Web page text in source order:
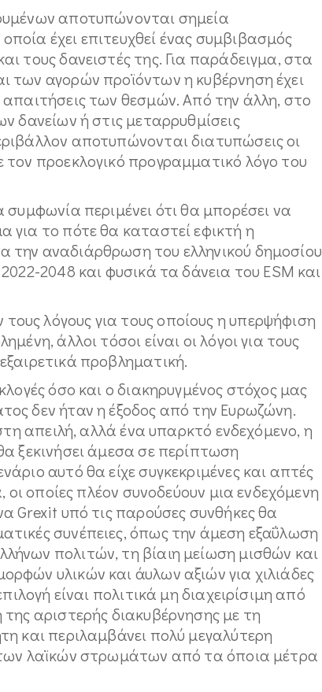
αποτυπώνονται σημεία
έχει επιτευχθεί ένας συμβιβασμός
τους δανειστές της. Για παράδειγμα, στα
των αγορών προϊόντων η κυβέρνηση έχει
απαιτήσεις των θεσμών. Από την άλλη, στο
δανείων ή στις μεταρρυθμίσεις
αποτυπώνονται διατυπώσεις οι
προεκλογικό προγραμματικό λόγο του
περιμένει ότι θα μπορέσει να
για το πότε θα καταστεί εφικτή η
αναδιάρθρωση του ελληνικού δημοσίου
2048 και φυσικά τα δάνεια του ESM και
λόγους για τους οποίους η υπερψήφιση
άλλοι τόσοι είναι οι λόγοι για τους
προβληματική.
όσο και ο διακηρυγμένος στόχος μας
δεν ήταν η έξοδος από την Ευρωζώνη.
απειλή, αλλά ένα υπαρκτό ενδεχόμενο, η
ξεκινήσει άμεσα σε περίπτωση
αυτό θα είχε συγκεκριμένες και απτές
οι οποίες πλέον συνοδεύουν μια ενδεχόμενη
Grexit υπό τις παρούσες συνθήκες θα
συνέπειες, όπως την άμεση εξαΰλωση
πολιτών, τη βίαιη μείωση μισθών και
υλικών και άυλων αξιών για χιλιάδες
είναι πολιτικά μη διαχειρίσιμη από
αριστερής διακυβέρνησης με τη
και περιλαμβάνει πολύ μεγαλύτερη
των λαϊκών στρωμάτων από τα όποια μέτρα